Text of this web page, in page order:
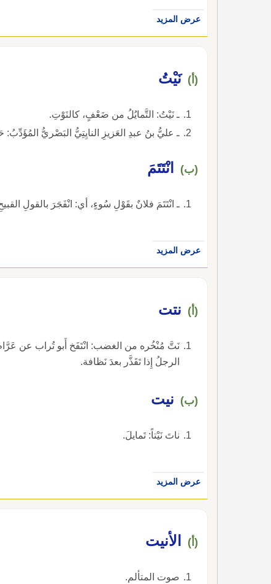
عرض المزيد
(أ) نَيْتُ
ـ نَيْتُ: التَّمايُلُ من ضَعْفٍ، كالنَوْتِ.
ـ عليُّ بنُ عبدِ العَزيزِ النايِتِيُّ البَصْريُّ
(ب) انْتَتَمَ
ـ انْتَتَمَ فلانٌ بقَوْلِ سُوءٍ، أي: انْفَجَرَ بالقولِ
عرض المزيد
(أ) نتت
نَتَّ مُنْخُره من الغضب: انْتَفَخ أَبو تُراب عن
الرجلُ إِذا تَقَذَّر بعدَ نَظافة.
(ب) نيت
ناتَ نَيْتاً: تَمايلَ.
عرض المزيد
(أ) الأنيت
صوت المتألم.